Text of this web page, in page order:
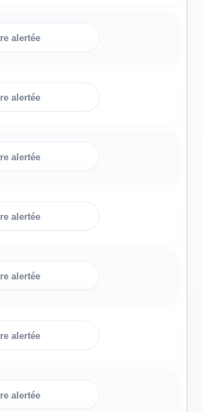
alertée
alertée
alertée
alertée
alertée
alertée
alertée